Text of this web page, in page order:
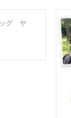
グ ヤ